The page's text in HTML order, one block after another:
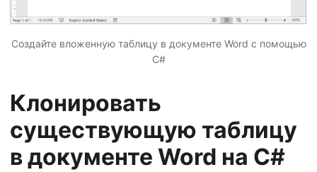
Создайте вложенную таблицу в документе Word с помощью
C#
Клонировать
существующую таблицу
в документе Word на C#